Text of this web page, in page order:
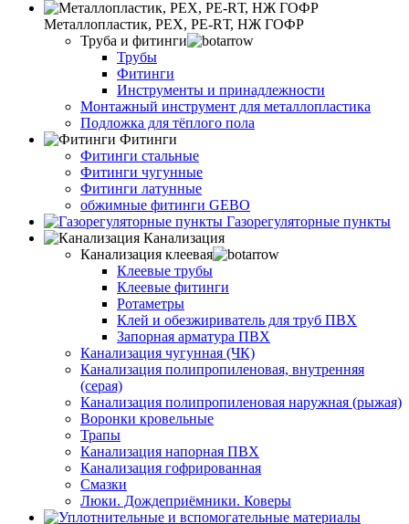
Металлопластик, РЕХ, РЕ-RТ, НЖ ГОФР
Труба и фитинги
Трубы
Фитинги
Инструменты и принадлежности
Монтажный инструмент для металлопластика
Подложка для тёплого пола
Фитинги
Фитинги стальные
Фитинги чугунные
Фитинги латунные
обжимные фитинги GEBO
Газорегуляторные пункты
Канализация
Канализация клеевая
Клеевые трубы
Клеевые фитинги
Ротаметры
Клей и обезжириватель для труб ПВХ
Запорная арматура ПВХ
Канализация чугунная (ЧК)
Канализация полипропиленовая, внутренняя
(серая)
Канализация полипропиленовая наружная (рыжая)
Воронки кровельные
Трапы
Канализация напорная ПВХ
Канализация гофрированная
Смазки
Люки. Дождеприёмники. Коверы